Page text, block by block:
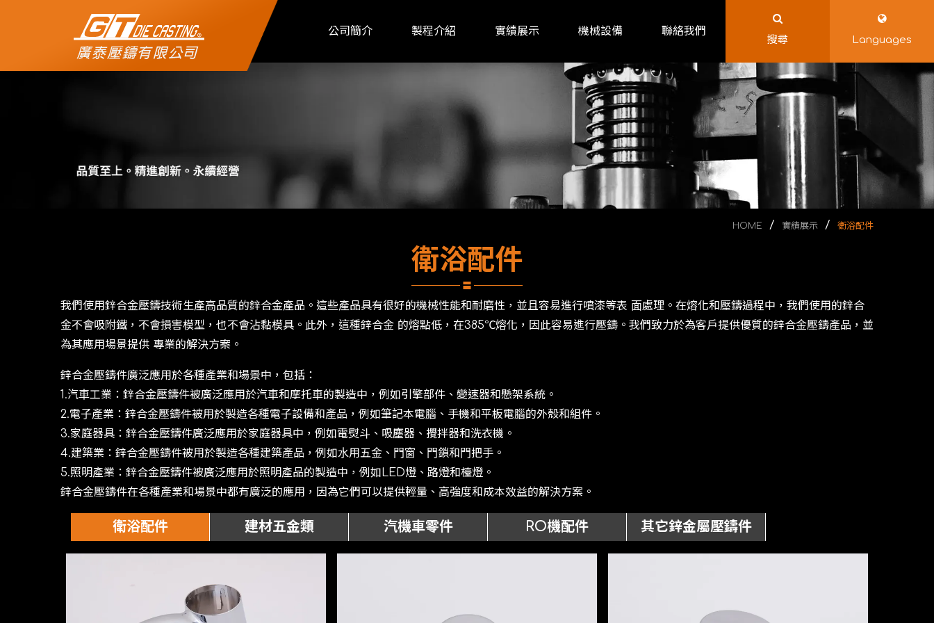
公司簡介 製程介紹 實績展示 機械設備 聯絡我們
搜尋 Languages
公司簡介
聯絡我們
HOME 實績展示 衛浴配件
衛浴配件
我們使⽤鋅合⾦壓鑄技術⽣產⾼品質的鋅合⾦產品。這些產品具有很好的機械性能和耐磨性，並且容易進⾏噴漆等表 ⾯處理。在熔化和壓鑄過程中，我們使⽤的鋅合
⾦不會吸附鐵，不會損害模型，也不會沾黏模具。此外，這種鋅合⾦ 的熔點低，在385℃熔化，因此容易進⾏壓鑄。我們致⼒於為客⼾提供優質的鋅合⾦壓鑄產品，並
為其應⽤場景提供 專業的解決⽅案。
鋅合⾦壓鑄件廣泛應⽤於各種產業和場景中，包括：
1.汽⾞⼯業：鋅合⾦壓鑄件被廣泛應⽤於汽⾞和摩托⾞的製造中，例如引擎部件、變速器和懸架系統。
2.電⼦產業：鋅合⾦壓鑄件被⽤於製造各種電⼦設備和產品，例如筆記本電腦、⼿機和平板電腦的外殼和組件。
3.家庭器具：鋅合⾦壓鑄件廣泛應⽤於家庭器具中，例如電熨⽃、吸塵器、攪拌器和洗衣機。
4.建築業：鋅合⾦壓鑄件被⽤於製造各種建築產品，例如⽔⽤五⾦、⾨窗、⾨鎖和⾨把⼿。
5.照明產業：鋅合⾦壓鑄件被廣泛應⽤於照明產品的製造中，例如LED燈、路燈和檯燈。
鋅合⾦壓鑄件在各種產業和場景中都有廣泛的應⽤，因為它們可以提供輕量、⾼強度和成本效益的解決⽅案。
衛浴配件 建材五金類 汽機車零件 RO機配件 其它鋅金屬壓鑄件